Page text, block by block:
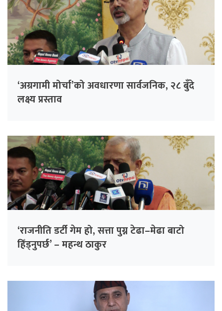
‘अग्रगामी मोर्चा’को अवधारणा सार्वजनिक, २८ बुँदे
लक्ष्य प्रस्ताव
‘राजनीति डर्टी गेम हो, सत्ता पुग्न टेढा–मेढा बाटो
हिँड्नुपर्छ’ – महन्थ ठाकुर